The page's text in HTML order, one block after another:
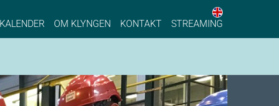
Process Industry
KALENDER OM KLYNGEN KONTAKT STREAMING
English